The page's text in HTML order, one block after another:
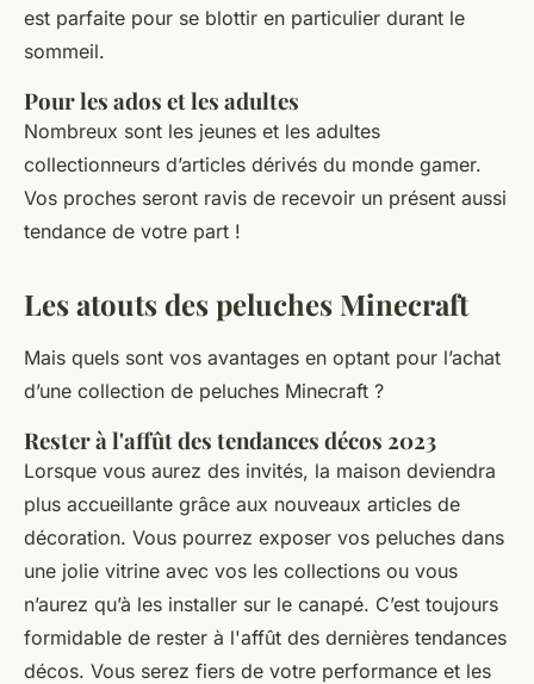
est parfaite pour se blottir en particulier durant le
sommeil.
Pour les ados et les adultes
Nombreux sont les jeunes et les adultes
collectionneurs d’articles dérivés du monde gamer.
Vos proches seront ravis de recevoir un présent aussi
tendance de votre part !
Les atouts des peluches Minecraft
Mais quels sont vos avantages en optant pour l’achat
d’une collection de peluches Minecraft ?
Rester à l'affût des tendances décos 2023
Lorsque vous aurez des invités, la maison deviendra
plus accueillante grâce aux nouveaux articles de
décoration. Vous pourrez exposer vos peluches dans
une jolie vitrine avec vos les collections ou vous
n’aurez qu’à les installer sur le canapé. C’est toujours
formidable de rester à l'affût des dernières tendances
décos. Vous serez fiers de votre performance et les